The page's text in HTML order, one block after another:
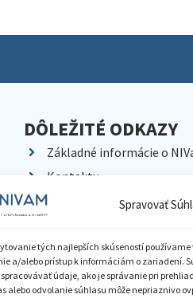
Spravovať
tých najlepších skúseností
a/alebo prístup k informáciám o zariadení.
údaje, ako je správanie pri
alebo odvolanie súhlasu môže nepriaznivo
DÔLEŽITÉ ODKAZY
Základné informácie o
Kontakty
Kariéra
Pracoviská NIVaM
Dokumenty inštitúcie
Knižnica